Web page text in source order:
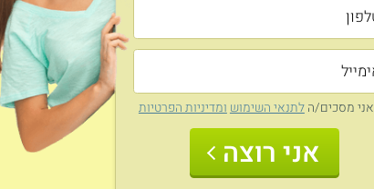
אני מסכים/הלתנאי השימוש ומדיניות הפרטיות
אני רוצה